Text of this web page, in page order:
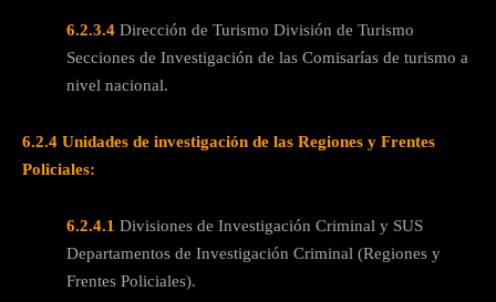
6.2.3.4 Dirección de Turismo División de Turismo
Secciones de Investigación de las Comisarías de turismo a
nivel nacional.
6.2.4 Unidades de investigación de las Regiones y Frentes
Policiales:
6.2.4.1 Divisiones de Investigación Criminal y SUS
Departamentos de Investigación Criminal (Regiones y
Frentes Policiales).